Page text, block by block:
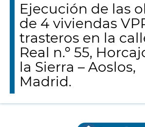
Ejecución de las
de 4 viviendas
trasteros en la
Real n.º 55,
la Sierra – Aoslos,
Madrid.